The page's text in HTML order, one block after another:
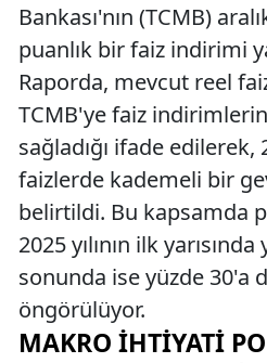
Bankası'nın (TCMB)
puanlık bir faiz indirimi
Raporda, mevcut reel
TCMB'ye faiz
sağladığı ifade edilerek,
faizlerde kademeli bir
belirtildi. Bu kapsamda
2025 yılının ilk
sonunda ise yüzde 30'a
öngörülüyor.
MAKRO İHTIYATI